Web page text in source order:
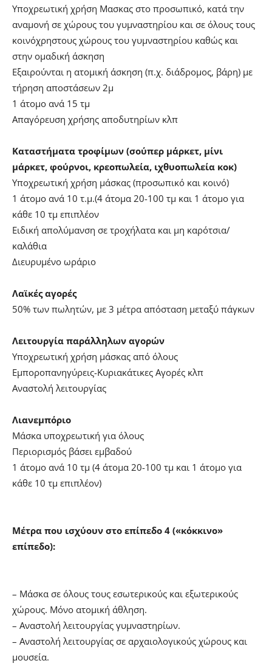
Υποχρεωτική χρήση Μασκας στο προσωπικό, κατά την
αναμονή σε χώρους του γυμναστηρίου και σε όλους τους
κοινόχρηστους χώρους του γυμναστηρίου καθώς και
στην ομαδική άσκηση
Εξαιρούνται η ατομική άσκηση (π.χ. διάδρομος, βάρη) με
τήρηση αποστάσεων 2μ
1 άτομο ανά 15 τμ
Απαγόρευση χρήσης αποδυτηρίων κλπ
Καταστήματα τροφίμων (σούπερ μάρκετ, μίνι
μάρκετ, φούρνοι, κρεοπωλεία, ιχθυοπωλεία κοκ)
Υποχρεωτική χρήση μάσκας (προσωπικό και κοινό)
1 άτομο ανά 10 τ.μ.(4 άτομα 20-100 τμ και 1 άτομο για
κάθε 10 τμ επιπλέον
Ειδική απολύμανση σε τροχήλατα και μη καρότσια/
καλάθια
Διευρυμένο ωράριο
Λαϊκές αγορές
50% των πωλητών, με 3 μέτρα απόσταση μεταξύ πάγκων
Λειτουργία παράλληλων αγορών
Υποχρεωτική χρήση μάσκας από όλους
Εμποροπανηγύρεις-Κυριακάτικες Αγορές κλπ
Αναστολή λειτουργίας
Λιανεμπόριο
Μάσκα υποχρεωτική για όλους
Περιορισμός βάσει εμβαδού
1 άτομο ανά 10 τμ (4 άτομα 20-100 τμ και 1 άτομο για
κάθε 10 τμ επιπλέον)
Μέτρα που ισχύουν στο επίπεδο 4 («κόκκινο»
επίπεδο):
– Μάσκα σε όλους τους εσωτερικούς και εξωτερικούς
χώρους. Μόνο ατομική άθληση.
– Αναστολή λειτουργίας γυμναστηρίων.
– Αναστολή λειτουργίας σε αρχαιολογικούς χώρους και
μουσεία.